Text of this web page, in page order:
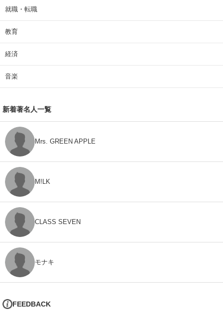
就職・転職
教育
経済
音楽
新着著名人一覧
Mrs. GREEN APPLE
M!LK
CLASS SEVEN
モナキ
FEEDBACK